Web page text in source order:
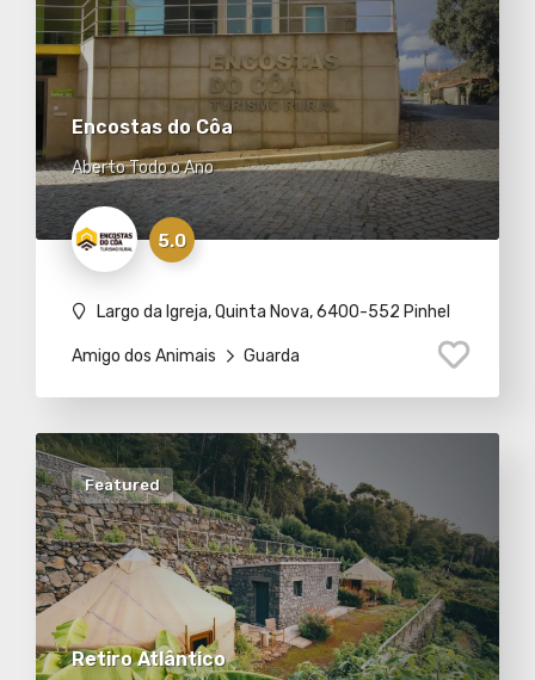
Encostas do Côa
Aberto Todo o Ano
5.0
Largo da Igreja, Quinta Nova, 6400-552 Pinhel
Amigo dos Animais Guarda
Featured
Retiro Atlântico